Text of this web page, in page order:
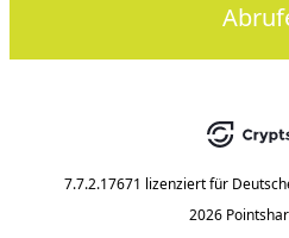
7.7.2.17671 lizenziert für
2026